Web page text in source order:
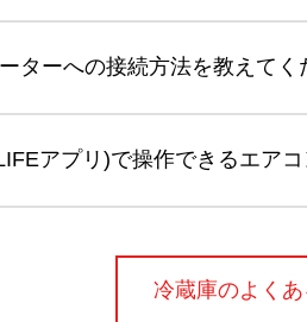
ターへの接続方法を教えてく
アプリ)で操作できるエア
冷蔵庫のよく